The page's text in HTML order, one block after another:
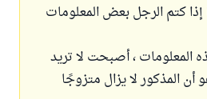
كتم الرجل بعض المعلومات
المعلومات ، أصبحت لا تريد
أن المذكور لا يزال متزوجًا